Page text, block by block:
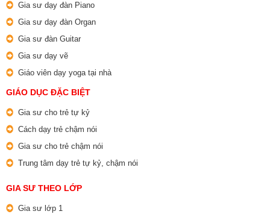
Gia sư dạy đàn Piano
Gia sư dạy đàn Organ
Gia sư đàn Guitar
Gia sư dạy vẽ
Giáo viên dạy yoga tại nhà
GIÁO DỤC ĐẶC BIỆT
Gia sư cho trẻ tự kỷ
Cách dạy trẻ chậm nói
Gia sư cho trẻ chậm nói
Trung tâm dạy trẻ tự kỷ, chậm nói
GIA SƯ THEO LỚP
Gia sư lớp 1